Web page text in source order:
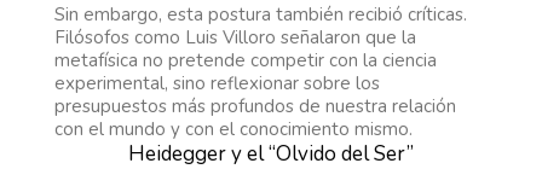
Sin embargo, esta postura también recibió críticas.
Filósofos como Luis Villoro señalaron que la
metafísica no pretende competir con la ciencia
experimental, sino reflexionar sobre los
presupuestos más profundos de nuestra relación
con el mundo y con el conocimiento mismo.
Heidegger y el “Olvido del Ser”